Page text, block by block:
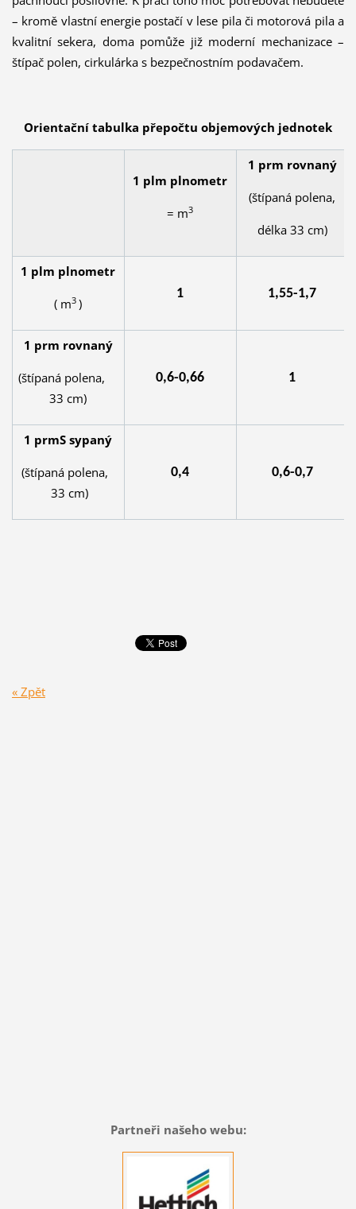
– kromě vlastní energie postačí v lese pila či motorová pila a
kvalitní sekera, doma pomůže již moderní mechanizace –
štípač polen, cirkulárka s bezpečnostním podavačem.
Orientační tabulka přepočtu objemových jednotek
1 plm plnometr
= m3
1 prm rovnaný
(štípaná polena,
délka 33 cm)
1 plm plnometr
( m3)
1 1,55-1,7
1 prm rovnaný
(štípaná polena,
33 cm)
0,6-0,66 1
1 prmS sypaný
(štípaná polena,
33 cm)
0,4 0,6-0,7
« Zpět
Partneři našeho webu: